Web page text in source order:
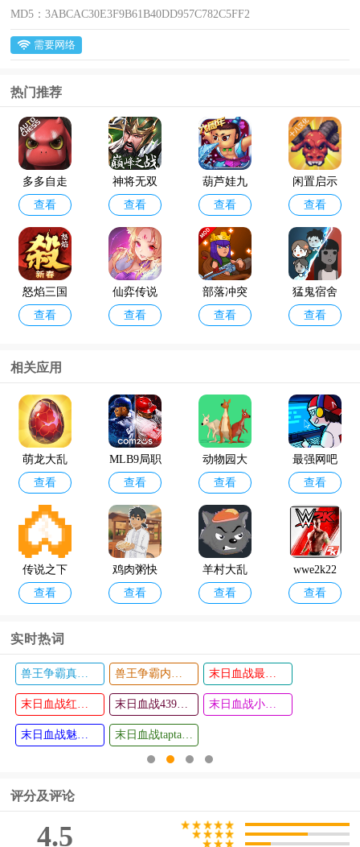
MD5：3ABCAC30E3F9B61B40DD957C782C5FF2
需要网络
热门推荐
多多自走
棋官方版
查看
神将无双
最新版
查看
葫芦娃九
游版
查看
闲置启示
录手游
查看
怒焰三国
杀oppo版
查看
仙弈传说
手游taptap
查看
部落冲突
破解版202
查看
猛鬼宿舍
最新版破
查看
咸鱼之王
最新版本
查看
金铲铲之
战体验服
官方版202
4
查看
相关应用
萌龙大乱
斗游客版
查看
MLB9局职
棒23最新
版
查看
动物园大
亨手机版
查看
最强网吧
游戏官方
版
查看
传说之下
全然不信
查看
鸡肉粥快
递游戏(Bu
查看
羊村大乱
斗小游戏
查看
wwe2k22
免费版
查看
鲤重制版
游戏
查看
东周模拟
战最新版
查看
实时热词
评分及评论
4.5